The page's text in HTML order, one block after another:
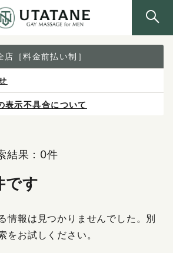
店［料金前払い制］
示不具合について
お問い合わせください。
お支払いください。
いて
結果：0件
です
情報は見つかりませんでした。別
をお試しください。